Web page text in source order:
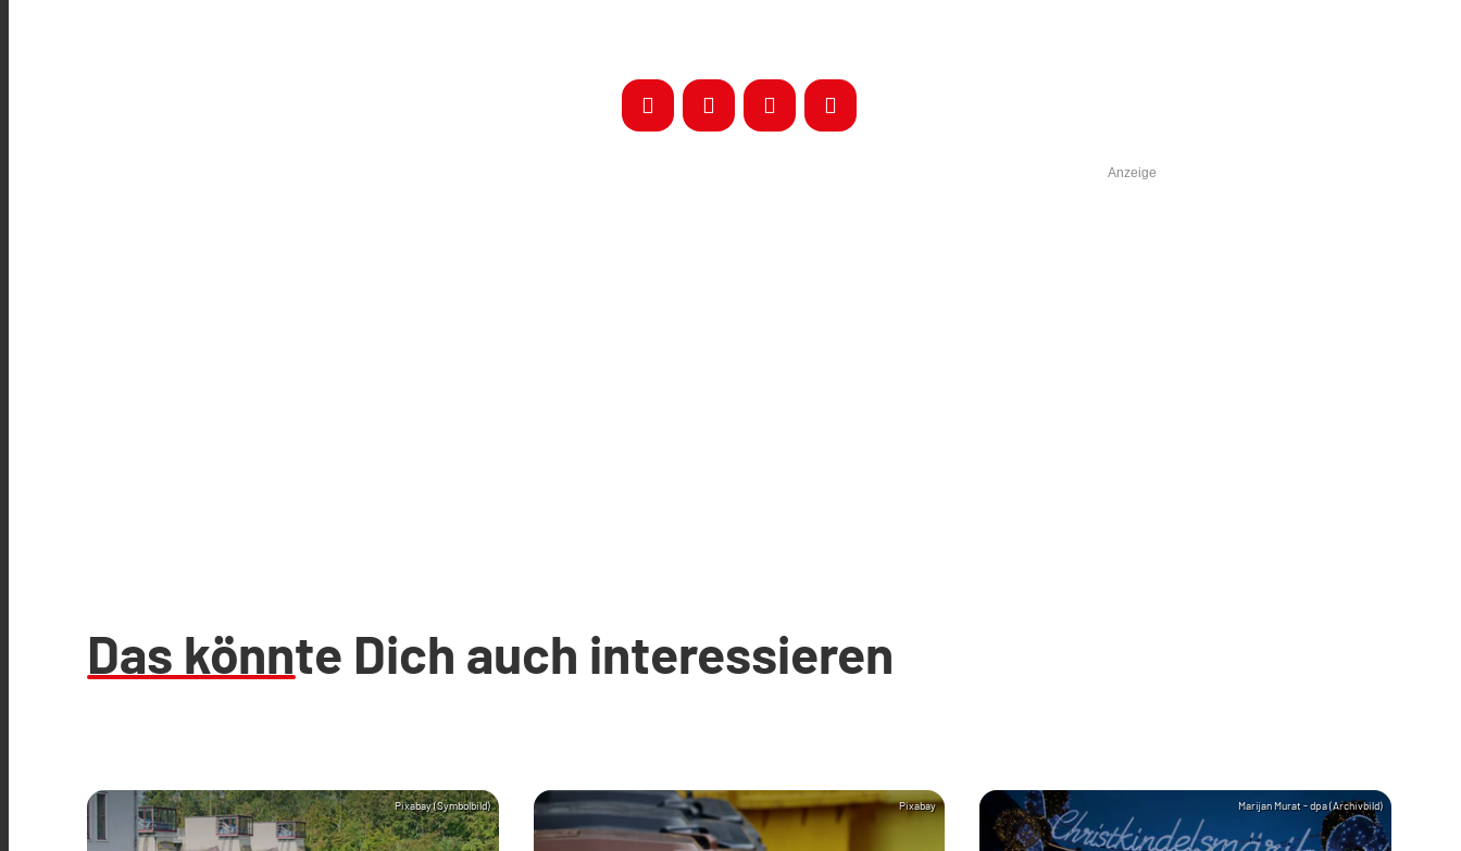
Anzeige
Das könnte Dich auch interessieren
Pixabay (Symbolbild) Pixabay Marijan Murat - dpa (Archivbild)